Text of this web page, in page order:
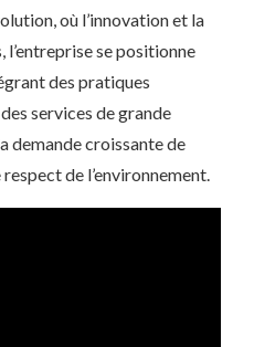
où l’innovation et la
se positionne
des pratiques
services de grande
demande croissante de
de l’environnement.